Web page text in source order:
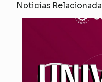
Noticias